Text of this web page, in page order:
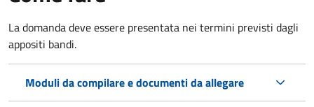
La domanda deve essere presentata nei termini previsti dagli
appositi bandi.
Moduli da compilare e documenti da allegare